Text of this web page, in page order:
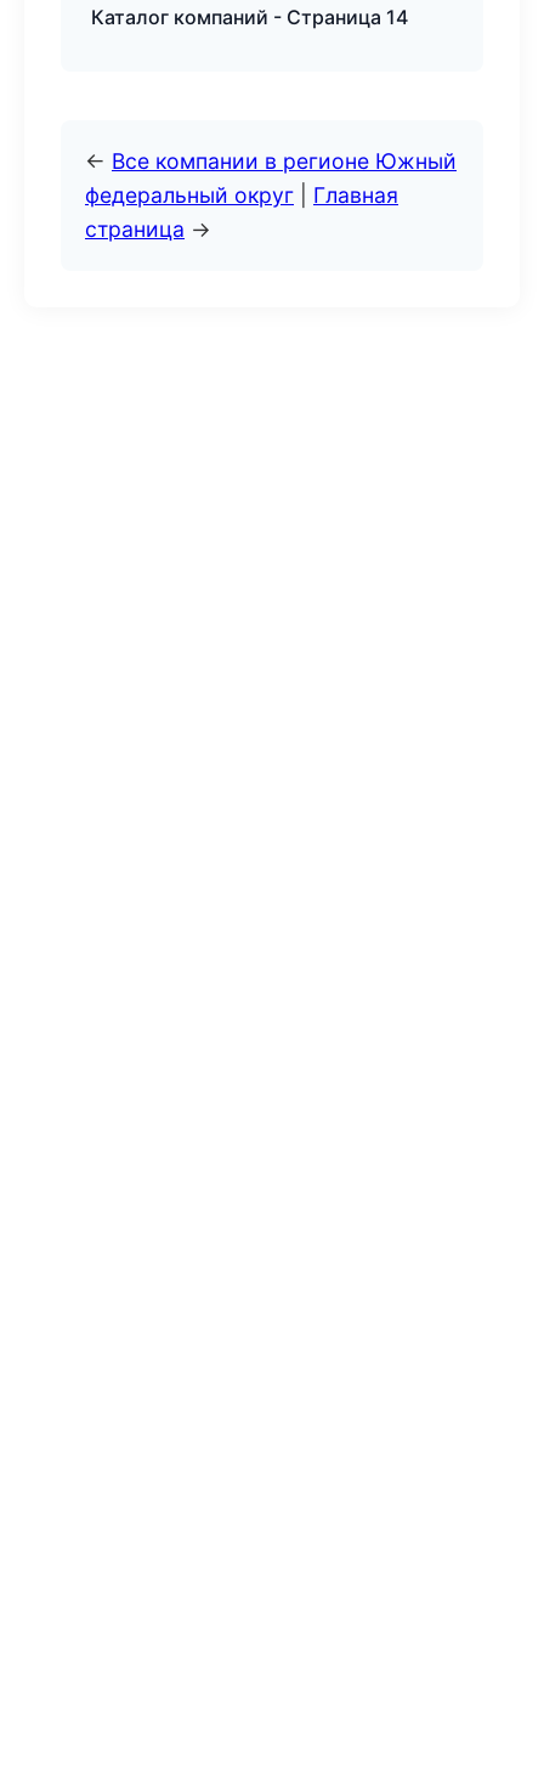
Каталог компаний - Страница 14
← Все компании в регионе Южный
федеральный округ
Главная
страница →